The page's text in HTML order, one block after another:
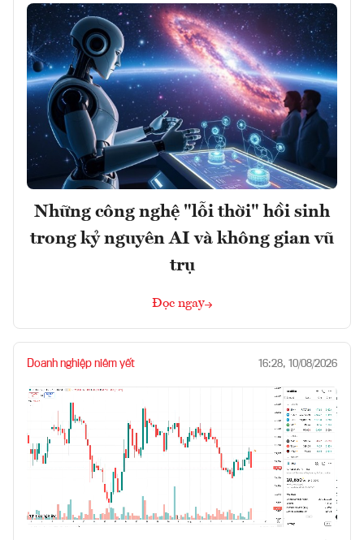
Những công nghệ "lỗi thời" hồi sinh
trong kỷ nguyên AI và không gian vũ
trụ
Đọc ngay
Doanh nghiệp niêm yết 16:28, 10/08/2026